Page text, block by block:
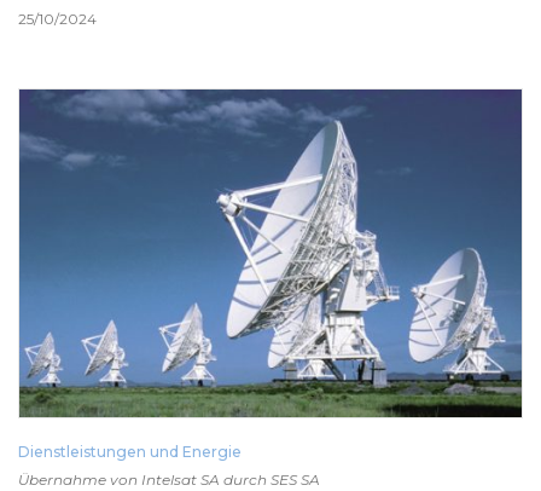
25/10/2024
Dienstleistungen und Energie
Übernahme von Intelsat SA durch SES SA